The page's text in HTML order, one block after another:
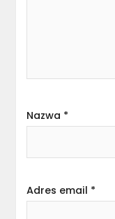
Nazwa *
Adres email *